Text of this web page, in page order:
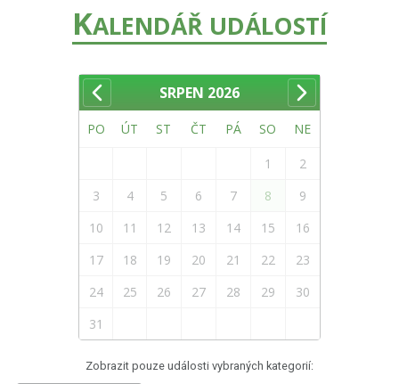
KALENDÁŘ UDÁLOSTÍ
SRPEN 2026
PO ÚT ST ČT PÁ SO NE
1
2
3
4 5 6 7 8
9
10
11 12 13 14 15
16
17
18 19 20 21 22
23
24
25 26 27 28 29
30
31
Zobrazit pouze události vybraných kategorií: